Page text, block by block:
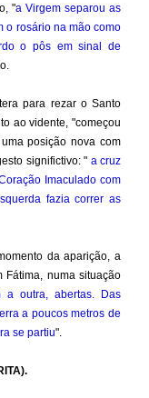
"a Virgem separou as
o rosário na mão como
o pôs em sinal de
para rezar o Santo
ao vidente, "começou
posição nova com
significtivo: " a cruz
Imaculado com
fazia correr as
da aparição, a
Fátima, numa situação
a outra, abertas. Das
a poucos metros de
se partiu".